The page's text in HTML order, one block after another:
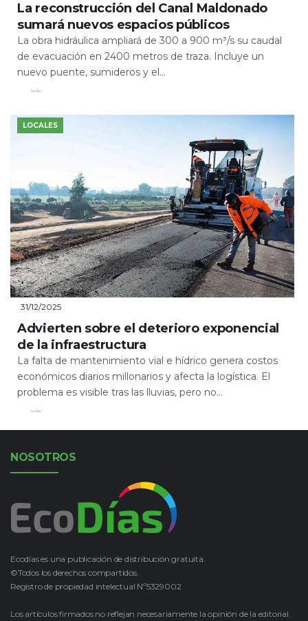
La reconstrucción del Canal Maldonado
sumará nuevos espacios públicos
La obra hidráulica ampliará de 300 a 900 m³/s su caudal
de evacuación en 2400 metros de traza. Incluye un
nuevo puente, sumideros y el...
Leer Más
LOCALES
31/12/2025
Advierten sobre el deterioro exponencial
de la infraestructura
La falta de mantenimiento vial e hídrico genera costos
económicos diarios millonarios y afecta la logística. El
problema es visible tras las lluvias, pero no...
Leer Más
NOSOTROS
Ecodías es una publicación de distribución gratuita.
©Todos los derechos compartidos.
Registro de propiedad intelectual Nº5329002
Los artículos firmados no reflejan necesariamente la opinión de la editorial.